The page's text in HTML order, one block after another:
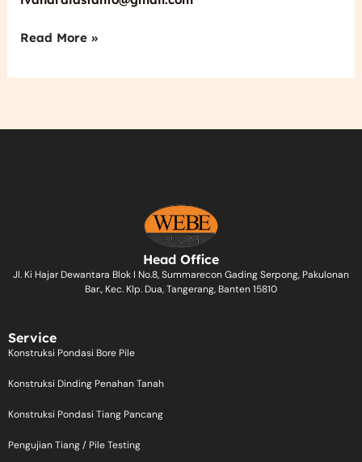
Pondasi
Read More »
Head Office
Jl. Ki Hajar Dewantara Blok I No.8, Summarecon Gading Serpong, Pakulonan
Bar., Kec. Klp. Dua, Tangerang, Banten 15810
Service
Konstruksi Pondasi Bore Pile
Konstruksi Dinding Penahan Tanah
Konstruksi Pondasi Tiang Pancang
Pengujian Tiang / Pile Testing